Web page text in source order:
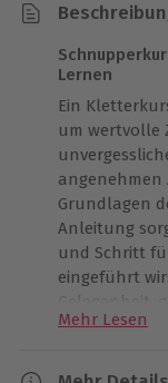
Lernen
Ein
um wertvolle
Grundlagen
Anleitung
und Schritt
eingeführt
Gelegenheit,
auszuprobieren. Beim Toprope-Klettern in
Mehr Lesen